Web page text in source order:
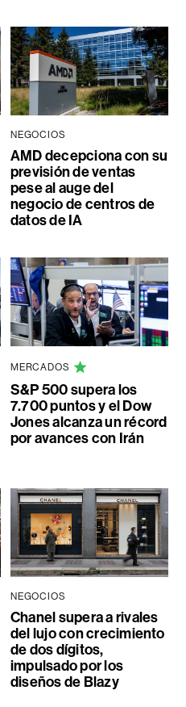
NEGOCIOS
AMD decepciona con su
previsión de ventas
pese al auge del
negocio de centros de
datos de IA
MERCADOS
S&P 500 supera los
7.700 puntos y el Dow
Jones alcanza un récord
por avances con Irán
NEGOCIOS
Chanel supera a rivales
del lujo con crecimiento
de dos dígitos,
impulsado por los
diseños de Blazy